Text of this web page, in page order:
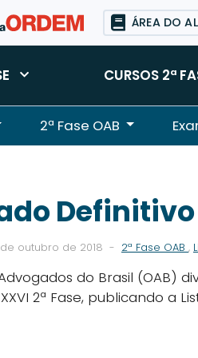
ÁREA DO
CURSOS 2ª
2ª Fase OAB
Definitivo
outubro de 2018 - 2ª Fase OAB ,
do Brasil (OAB)
2ª Fase, publicando a